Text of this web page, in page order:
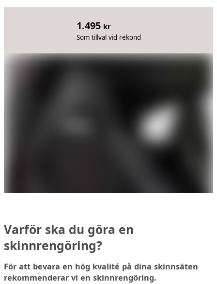
1.495kr
Som tillval vid rekond
Varför ska du göra en
skinnrengöring?
För att bevara en hög kvalité på dina skinnsäten
rekommenderar vi en skinnrengöring.